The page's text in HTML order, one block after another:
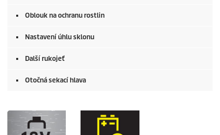
Oblouk na ochranu rostlin
Nastavení úhlu sklonu
Další rukojeť
Otočná sekací hlava